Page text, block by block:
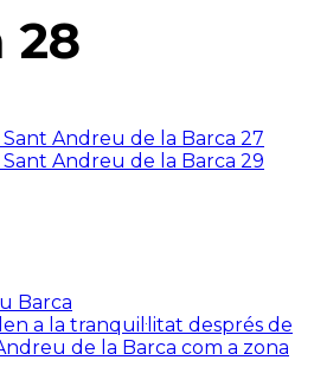
28
Barca
a la tranquil·litat després de
de la Barca com a zona